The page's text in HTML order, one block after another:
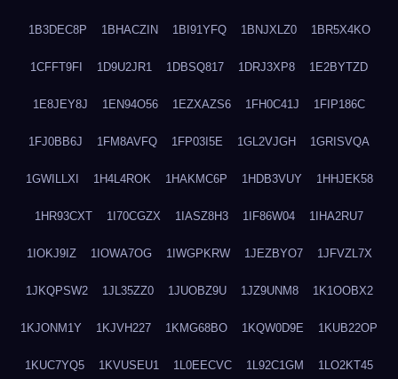
1B3DEC8P 1BHACZIN 1BI91YFQ 1BNJXLZ0 1BR5X4KO
1CFFT9FI 1D9U2JR1 1DBSQ817 1DRJ3XP8 1E2BYTZD
1E8JEY8J 1EN94O56 1EZXAZS6 1FH0C41J 1FIP186C
1FJ0BB6J 1FM8AVFQ 1FP03I5E 1GL2VJGH 1GRISVQA
1GWILLXI 1H4L4ROK 1HAKMC6P 1HDB3VUY 1HHJEK58
1HR93CXT 1I70CGZX 1IASZ8H3 1IF86W04 1IHA2RU7
1IOKJ9IZ 1IOWA7OG 1IWGPKRW 1JEZBYO7 1JFVZL7X
1JKQPSW2 1JL35ZZ0 1JUOBZ9U 1JZ9UNM8 1K1OOBX2
1KJONM1Y 1KJVH227 1KMG68BO 1KQW0D9E 1KUB22OP
1KUC7YQ5 1KVUSEU1 1L0EECVC 1L92C1GM 1LO2KT45